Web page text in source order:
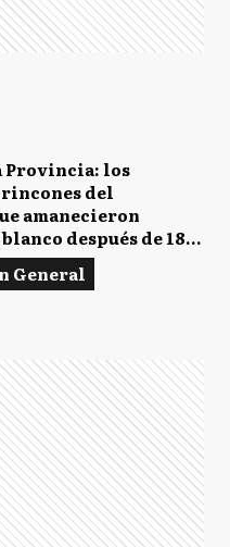
Provincia: los
del
amanecieron
después de 18
General